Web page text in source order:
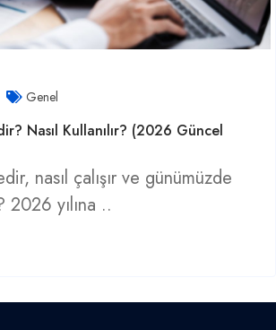
Genel
Nasıl Kullanılır? (2026 Güncel
nasıl çalışır ve günümüzde
2026 yılına ..